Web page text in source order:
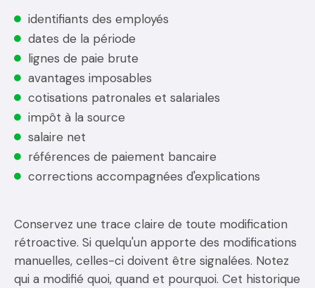
identifiants des employés
dates de la période
lignes de paie brute
avantages imposables
cotisations patronales et salariales
impôt à la source
salaire net
références de paiement bancaire
corrections accompagnées d'explications
Conservez une trace claire de toute modification
rétroactive. Si quelqu'un apporte des modifications
manuelles, celles-ci doivent être signalées. Notez
qui a modifié quoi, quand et pourquoi. Cet historique